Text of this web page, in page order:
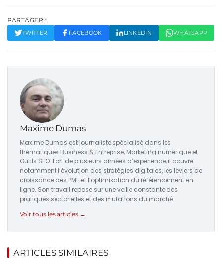
PARTAGER :
TWITTER FACEBOOK LINKEDIN WHATSAPP
Maxime Dumas
Maxime Dumas est journaliste spécialisé dans les
thématiques Business & Entreprise, Marketing numérique et
Outils SEO. Fort de plusieurs années d’expérience, il couvre
notamment l’évolution des stratégies digitales, les leviers de
croissance des PME et l’optimisation du référencement en
ligne. Son travail repose sur une veille constante des
pratiques sectorielles et des mutations du marché.
Voir tous les articles →
ARTICLES SIMILAIRES